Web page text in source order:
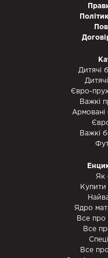
Дитячі
Євро-
Важкі
Армовані
Важкі
Як
Купити
Ядро
Все про
Все
Все